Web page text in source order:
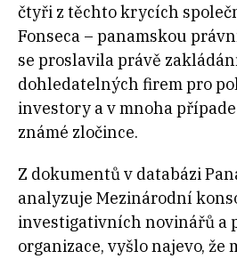
čtyři z těchto krycích
Fonseca – panamskou
se proslavila právě
dohledatelných firem pro
investory a v mnoha
známé zločince.
Z dokumentů v databázi
analyzuje Mezinárodní
investigativních novinářů a
organizace, vyšlo najevo,